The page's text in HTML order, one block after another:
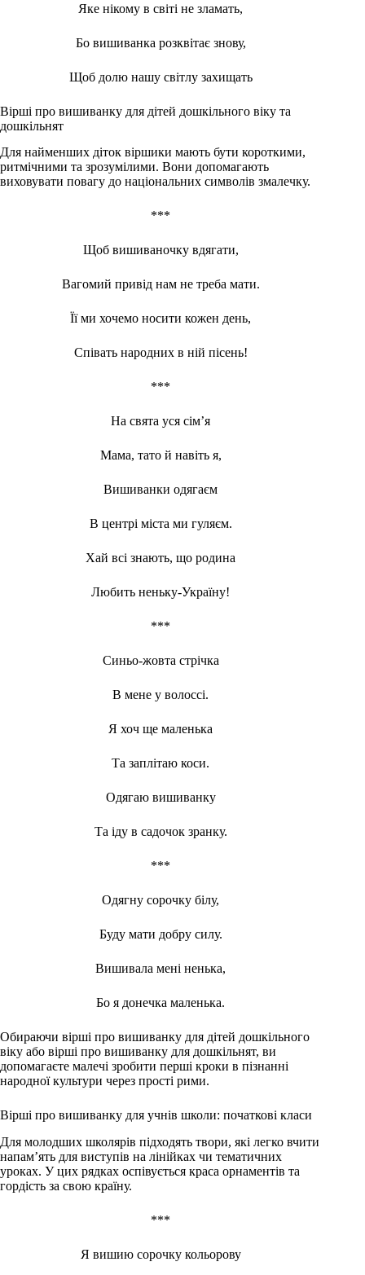
Яке нікому в світі не зламать,
Бо вишиванка розквітає знову,
Щоб долю нашу світлу захищать
Вірші про вишиванку для дітей дошкільного віку та
дошкільнят
Для найменших діток віршики мають бути короткими,
ритмічними та зрозумілими. Вони допомагають
виховувати повагу до національних символів змалечку.
***
Щоб вишиваночку вдягати,
Вагомий привід нам не треба мати.
Її ми хочемо носити кожен день,
Співать народних в ній пісень!
***
На свята уся сім’я
Мама, тато й навіть я,
Вишиванки одягаєм
В центрі міста ми гуляєм.
Хай всі знають, що родина
Любить неньку-Україну!
***
Синьо-жовта стрічка
В мене у волоссі.
Я хоч ще маленька
Та заплітаю коси.
Одягаю вишиванку
Та іду в садочок зранку.
***
Одягну сорочку білу,
Буду мати добру силу.
Вишивала мені ненька,
Бо я донечка маленька.
Обираючи вірші про вишиванку для дітей дошкільного
віку або вірші про вишиванку для дошкільнят, ви
допомагаєте малечі зробити перші кроки в пізнанні
народної культури через прості рими.
Вірші про вишиванку для учнів школи: початкові класи
Для молодших школярів підходять твори, які легко вчити
напам’ять для виступів на лінійках чи тематичних
уроках. У цих рядках оспівується краса орнаментів та
гордість за свою країну.
***
Я вишию сорочку кольорову